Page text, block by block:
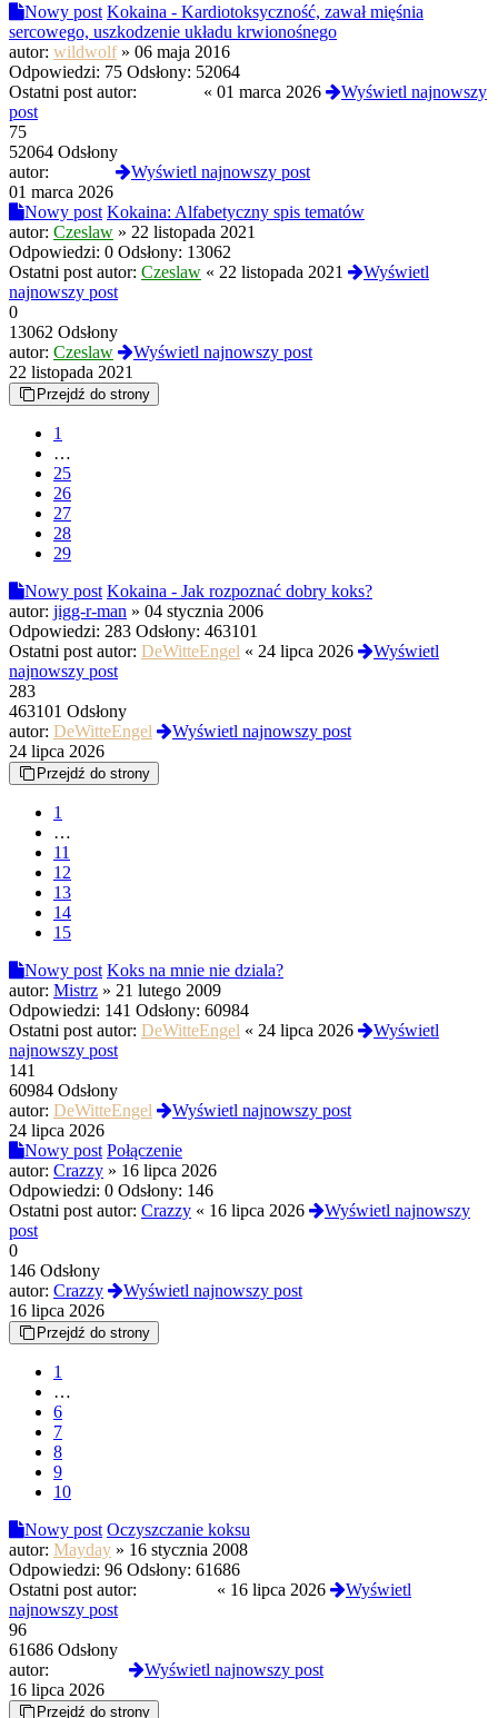
Nowy post Kokaina - Kardiotoksyczność, zawał mięśnia
sercowego, uszkodzenie układu krwionośnego
autor: wildwolf» 06 maja 2016
Odpowiedzi: 75 Odsłony: 52064
Ostatni post autor:
« 01 marca 2026
Wyświetl najnowszy
post
75
52064 Odsłony
autor:
Wyświetl najnowszy post
01 marca 2026
Nowy post Kokaina: Alfabetyczny spis tematów
autor: Czeslaw » 22 listopada 2021
Odpowiedzi: 0 Odsłony: 13062
Ostatni post autor: Czeslaw « 22 listopada 2021
Wyświetl
najnowszy post
0
13062 Odsłony
autor: Czeslaw
Wyświetl najnowszy post
22 listopada 2021
Przejdź do strony
1
…
25
26
27
28
29
Nowy post Kokaina - Jak rozpoznać dobry koks?
autor: jigg-r-man » 04 stycznia 2006
Odpowiedzi: 283 Odsłony: 463101
Ostatni post autor: DeWitteEngel « 24 lipca 2026
Wyświetl
najnowszy post
283
463101 Odsłony
autor: DeWitteEngel
Wyświetl najnowszy post
24 lipca 2026
Przejdź do strony
1
…
11
12
13
14
15
Nowy post Koks na mnie nie dziala?
autor: Mistrz » 21 lutego 2009
Odpowiedzi: 141 Odsłony: 60984
Ostatni post autor: DeWitteEngel « 24 lipca 2026
Wyświetl
najnowszy post
141
60984 Odsłony
autor: DeWitteEngel
Wyświetl najnowszy post
24 lipca 2026
Nowy post Połączenie
autor: Crazzy » 16 lipca 2026
Odpowiedzi: 0 Odsłony: 146
Ostatni post autor: Crazzy « 16 lipca 2026
Wyświetl najnowszy
post
0
146 Odsłony
autor: Crazzy
Wyświetl najnowszy post
16 lipca 2026
Przejdź do strony
1
…
6
7
8
9
10
Nowy post Oczyszczanie koksu
autor: Mayday » 16 stycznia 2008
Odpowiedzi: 96 Odsłony: 61686
Ostatni post autor:
« 16 lipca 2026
Wyświetl
najnowszy post
96
61686 Odsłony
autor:
Wyświetl najnowszy post
16 lipca 2026
Przejdź do strony